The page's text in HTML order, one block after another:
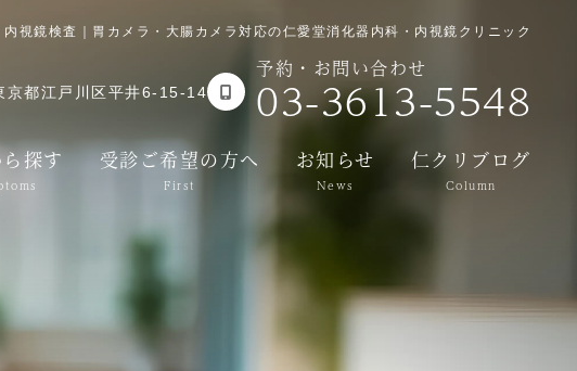
視鏡検査｜胃カメラ・大腸カメラ対応の仁愛堂消化器内科・内視鏡クリニック
京都江戸川区平井6-15-14
予約・お問い合わせ
03-3613-5548
探す 受診ご希望の方へ
First
お知らせ
News
仁クリブログ
Column